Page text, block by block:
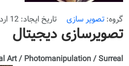
گروه:تصویر سازی تاریخ ایجاد: 12 اردیبهشت 1395
تصویرسازی دیجیتال
Art / Photomanipulation / Surreal